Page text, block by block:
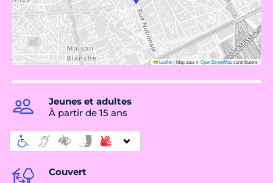
Leaflet|Map data ©OpenStreetMapcontributors
Jeunes et adultes
À partir de 15 ans
Couvert